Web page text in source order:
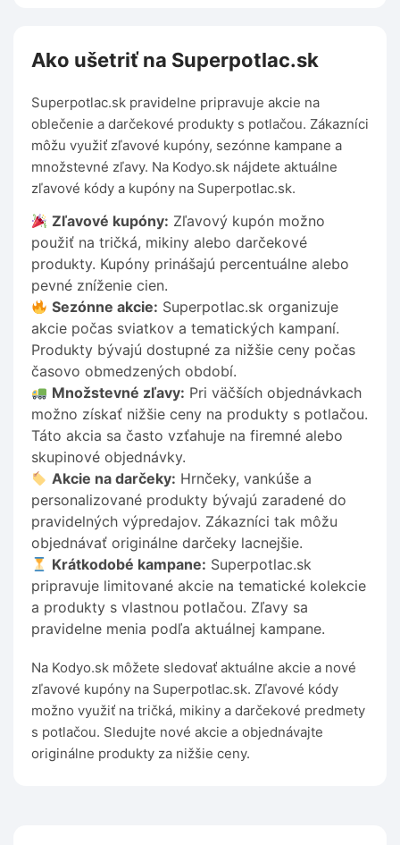
Ako ušetriť na Superpotlac.sk
Superpotlac.sk pravidelne pripravuje akcie na
oblečenie a darčekové produkty s potlačou. Zákazníci
môžu využiť zľavové kupóny, sezónne kampane a
množstevné zľavy. Na Kodyo.sk nájdete aktuálne
zľavové kódy a kupóny na Superpotlac.sk.
Zľavové kupóny: Zľavový kupón možno
použiť na tričká, mikiny alebo darčekové
produkty. Kupóny prinášajú percentuálne alebo
pevné zníženie cien.
Sezónne akcie: Superpotlac.sk organizuje
akcie počas sviatkov a tematických kampaní.
Produkty bývajú dostupné za nižšie ceny počas
časovo obmedzených období.
Množstevné zľavy: Pri väčších objednávkach
možno získať nižšie ceny na produkty s potlačou.
Táto akcia sa často vzťahuje na firemné alebo
skupinové objednávky.
Akcie na darčeky: Hrnčeky, vankúše a
personalizované produkty bývajú zaradené do
pravidelných výpredajov. Zákazníci tak môžu
objednávať originálne darčeky lacnejšie.
Krátkodobé kampane: Superpotlac.sk
pripravuje limitované akcie na tematické kolekcie
a produkty s vlastnou potlačou. Zľavy sa
pravidelne menia podľa aktuálnej kampane.
Na Kodyo.sk môžete sledovať aktuálne akcie a nové
zľavové kupóny na Superpotlac.sk. Zľavové kódy
možno využiť na tričká, mikiny a darčekové predmety
s potlačou. Sledujte nové akcie a objednávajte
originálne produkty za nižšie ceny.